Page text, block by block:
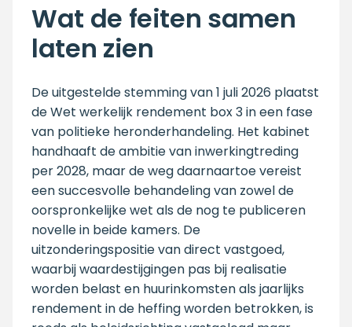
Wat de feiten samen
laten zien
De uitgestelde stemming van 1 juli 2026 plaatst
de Wet werkelijk rendement box 3 in een fase
van politieke heronderhandeling. Het kabinet
handhaaft de ambitie van inwerkingtreding
per 2028, maar de weg daarnaartoe vereist
een succesvolle behandeling van zowel de
oorspronkelijke wet als de nog te publiceren
novelle in beide kamers. De
uitzonderingspositie van direct vastgoed,
waarbij waardestijgingen pas bij realisatie
worden belast en huurinkomsten als jaarlijks
rendement in de heffing worden betrokken, is